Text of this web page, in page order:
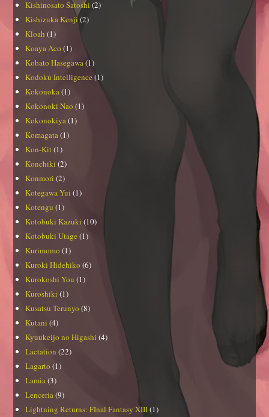
Kishinosato Satoshi (2)
Kishizuka Kenji(2)
Kloah (1)
Koaya Aco (1)
Kobato Hasegawa(1)
Kodoku Intelligence (1)
Kokonoka(1)
Kokonoki Nao (1)
Kokonokiya(1)
Komagata(1)
Kon-Kit (1)
Konchiki (2)
Konmori (2)
Kotegawa Yui (1)
Kotengu (1)
Kotobuki Kazuki (10)
Kotobuki Utage (1)
Kurimomo (1)
Kuroki Hidehiko (6)
Kurokoshi You (1)
Kuroshiki (1)
Kusatsu Terunyo (8)
Kutani (4)
Kyuukeijo no Higashi (4)
Lactation (22)
Lagarto (1)
Lamia(3)
Lenceria(9)
Lightning Returns: FInal Fantasy XIII(1)